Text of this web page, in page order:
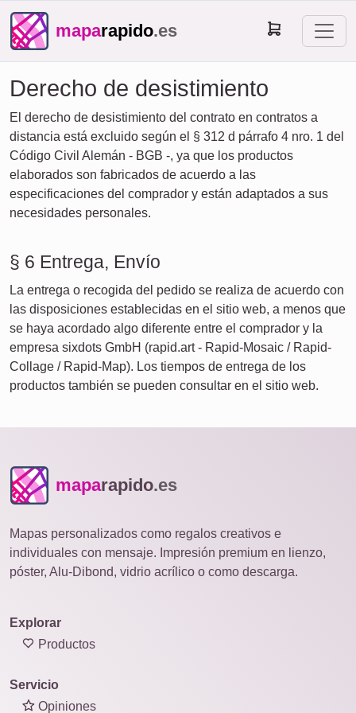
maparapido.es
Derecho de desistimiento
El derecho de desistimiento del contrato en contratos a
distancia está excluido según el § 312 d párrafo 4 nro. 1 del
Código Civil Alemán - BGB -, ya que los productos
elaborados son fabricados de acuerdo a las
especificaciones del comprador y están adaptados a sus
necesidades personales.
§ 6 Entrega, Envío
La entrega o recogida del pedido se realiza de acuerdo con
las disposiciones establecidas en el sitio web, a menos que
se haya acordado algo diferente entre el comprador y la
empresa sixdots GmbH (rapid.art - Rapid-Mosaic / Rapid-
Collage / Rapid-Map). Los tiempos de entrega de los
productos también se pueden consultar en el sitio web.
maparapido.es
Mapas personalizados como regalos creativos e
individuales con mensaje. Impresión premium en lienzo,
póster, Alu-Dibond, vidrio acrílico o como descarga.
Explorar
Productos
Servicio
Opiniones